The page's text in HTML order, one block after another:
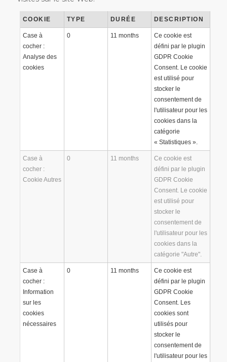
COOKIE TYPE DURÉE DESCRIPTION
Case à
cocher :
Analyse des
cookies
0 11 months
Ce cookie est
défini par le plugin
GDPR Cookie
Consent. Le cookie
est utilisé pour
stocker le
consentement de
l'utilisateur pour les
cookies dans la
catégorie
« Statistiques ».
Case à
cocher :
Cookie Autres
0 11 months
Ce cookie est
défini par le plugin
GDPR Cookie
Consent. Le cookie
est utilisé pour
stocker le
consentement de
l'utilisateur pour les
cookies dans la
catégorie "Autre".
Case à
cocher :
Information
sur les
cookies
nécessaires
0 11 months
Ce cookie est
défini par le plugin
GDPR Cookie
Consent. Les
cookies sont
utilisés pour
stocker le
consentement de
l'utilisateur pour les